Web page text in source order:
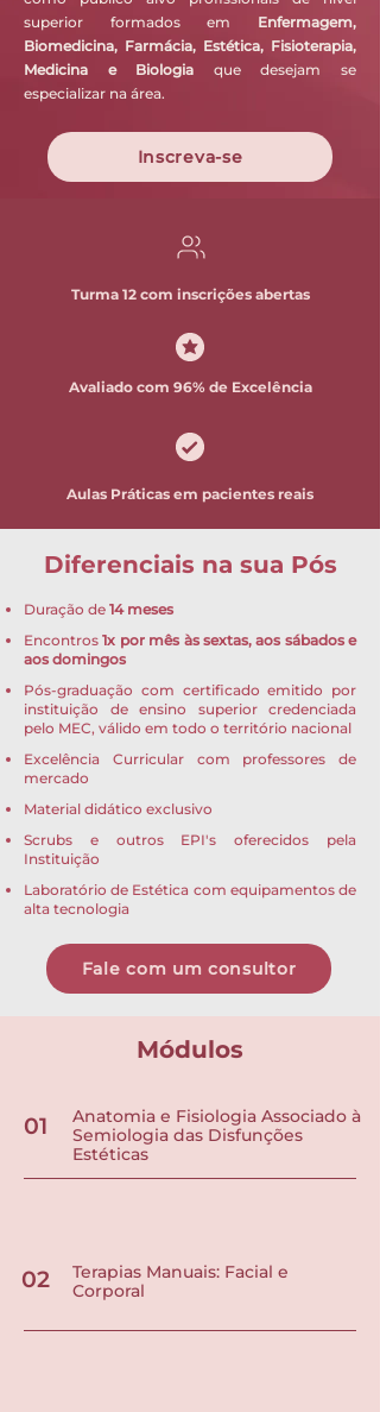
superior formados em Enfermagem,
Biomedicina, Farmácia, Estética, Fisioterapia,
Medicina e Biologia que desejam se
especializar na área.
Inscreva-se
Turma 12 com inscrições abertas
Avaliado com 96% de Excelência
Aulas Práticas em pacientes reais
Diferenciais na sua Pós
Duração de 14 meses
Encontros 1x por mês às sextas, aos sábados e
aos domingos
Pós-graduação com certificado emitido por
instituição de ensino superior credenciada
pelo MEC, válido em todo o território nacional
Excelência Curricular com professores de
mercado
Material didático exclusivo
Scrubs e outros EPI's oferecidos pela
Instituição
Laboratório de Estética com equipamentos de
alta tecnologia
Fale com um consultor
Módulos
01
Anatomia e Fisiologia Associado à
Semiologia das Disfunções
Estéticas
02
Terapias Manuais: Facial e
Corporal